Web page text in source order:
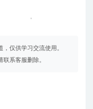
仅供学习交流使用。
系客服删除。